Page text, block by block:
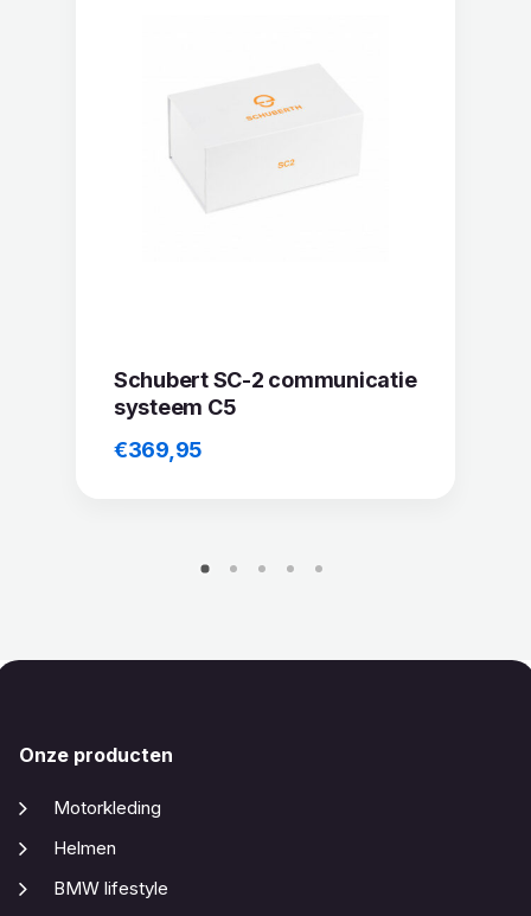
Schubert SC-2 communicatie
systeem C5
€369,95
Onze producten
Motorkleding
Helmen
BMW lifestyle